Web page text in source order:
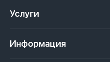
Апартаменты в Дубае
Услуги
Информация